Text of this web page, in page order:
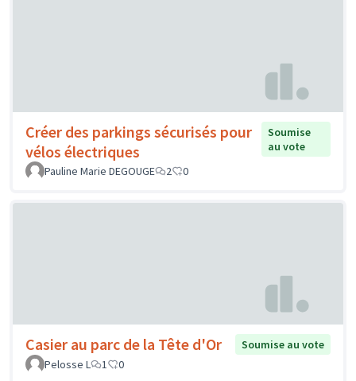
Créer des parkings sécurisés pour
vélos électriques
Soumise
au vote
Pauline Marie DEGOUGE
2 0
Casier au parc de la Tête d'Or
Soumise au vote
Pelosse L
1 0